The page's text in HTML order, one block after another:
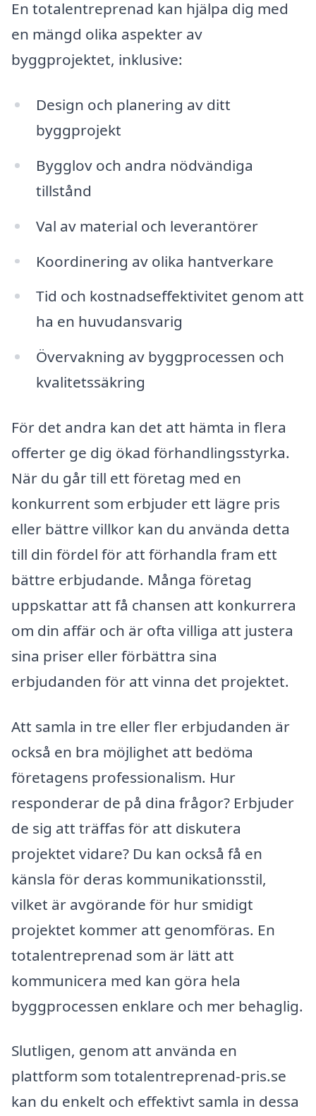
En totalentreprenad kan hjälpa dig med
en mängd olika aspekter av
byggprojektet, inklusive:
Design och planering av ditt
byggprojekt
Bygglov och andra nödvändiga
tillstånd
Val av material och leverantörer
Koordinering av olika hantverkare
Tid och kostnadseffektivitet genom att
ha en huvudansvarig
Övervakning av byggprocessen och
kvalitetssäkring
För det andra kan det att hämta in flera
offerter ge dig ökad förhandlingsstyrka.
När du går till ett företag med en
konkurrent som erbjuder ett lägre pris
eller bättre villkor kan du använda detta
till din fördel för att förhandla fram ett
bättre erbjudande. Många företag
uppskattar att få chansen att konkurrera
om din affär och är ofta villiga att justera
sina priser eller förbättra sina
erbjudanden för att vinna det projektet.
Att samla in tre eller fler erbjudanden är
också en bra möjlighet att bedöma
företagens professionalism. Hur
responderar de på dina frågor? Erbjuder
de sig att träffas för att diskutera
projektet vidare? Du kan också få en
känsla för deras kommunikationsstil,
vilket är avgörande för hur smidigt
projektet kommer att genomföras. En
totalentreprenad som är lätt att
kommunicera med kan göra hela
byggprocessen enklare och mer behaglig.
Slutligen, genom att använda en
plattform som totalentreprenad-pris.se
kan du enkelt och effektivt samla in dessa